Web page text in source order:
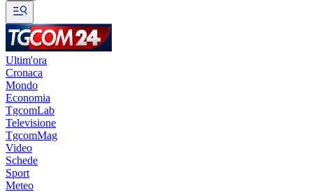
Ultim'ora
Cronaca
Mondo
Economia
TgcomLab
Televisione
TgcomMag
Video
Schede
Sport
Meteo